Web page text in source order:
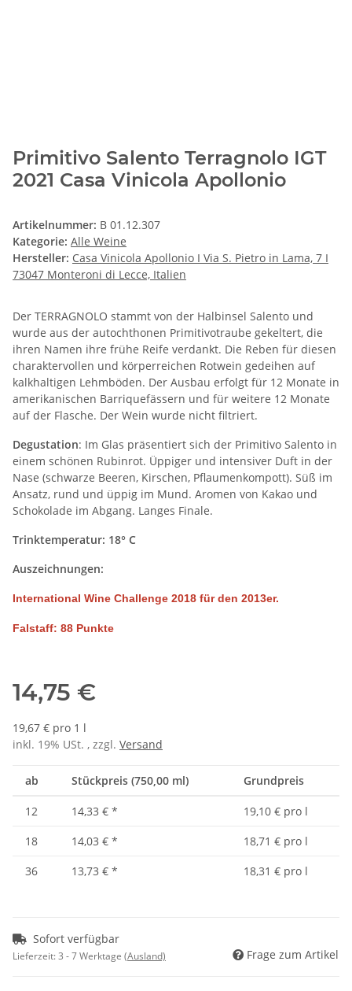
Primitivo Salento Terragnolo IGT
2021 Casa Vinicola Apollonio
Artikelnummer: B 01.12.307
Kategorie: Alle Weine
Hersteller: Casa Vinicola Apollonio I Via S. Pietro in Lama, 7 I
73047 Monteroni di Lecce, Italien
Der TERRAGNOLO stammt von der Halbinsel Salento und
wurde aus der autochthonen Primitivotraube gekeltert, die
ihren Namen ihre frühe Reife verdankt. Die Reben für diesen
charaktervollen und körperreichen Rotwein gedeihen auf
kalkhaltigen Lehmböden. Der Ausbau erfolgt für 12 Monate in
amerikanischen Barriquefässern und für weitere 12 Monate
auf der Flasche. Der Wein wurde nicht filtriert.
Degustation: Im Glas präsentiert sich der Primitivo Salento in
einem schönen Rubinrot. Üppiger und intensiver Duft in der
Nase (schwarze Beeren, Kirschen, Pflaumenkompott). Süß im
Ansatz, rund und üppig im Mund. Aromen von Kakao und
Schokolade im Abgang. Langes Finale.
Trinktemperatur: 18° C
Auszeichnungen:
International Wine Challenge 2018 für den 2013er.
Falstaff: 88 Punkte
14,75 €
19,67 € pro 1 l
inkl. 19% USt. , zzgl. Versand
ab Stückpreis (750,00 ml) Grundpreis
12 14,33 € *
19,10 € pro l
18
14,03 € *
18,71 € pro l
36
13,73 € * 18,31 € pro l
Sofort verfügbar
Lieferzeit:3 - 7 Werktage (Ausland) Frage zum Artikel